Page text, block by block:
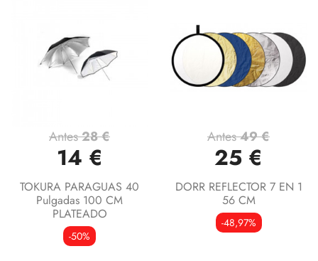
Antes28 €
14 €
TOKURA PARAGUAS 40
Pulgadas 100 CM
PLATEADO
-50%
Antes49 €
25 €
DORR REFLECTOR 7 EN 1
56 CM
-48,97%